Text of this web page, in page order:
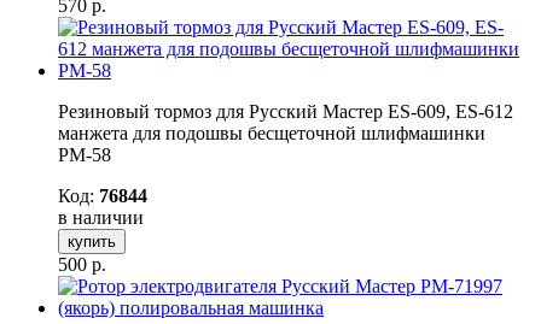
570 р.
Резиновый тормоз для Русский Мастер ES-609, ES-612
манжета для подошвы бесщеточной шлифмашинки
РМ-58
Код: 76844
в наличии
купить
500 р.